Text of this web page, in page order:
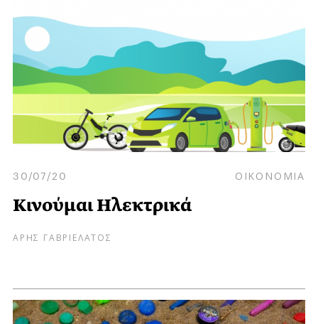
30/07/20 ΟΙΚΟΝΟΜΙΑ
Κινούμαι Ηλεκτρικά
ΑΡΗΣ ΓΑΒΡΙΕΛΑΤΟΣ